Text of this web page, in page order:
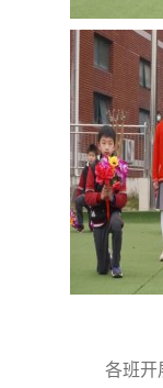
各班开